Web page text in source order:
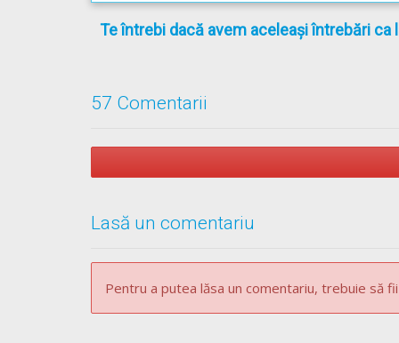
Te întrebi dacă avem aceleași întrebări ca
57 Comentarii
Lasă un comentariu
Pentru a putea lăsa un comentariu, trebuie să